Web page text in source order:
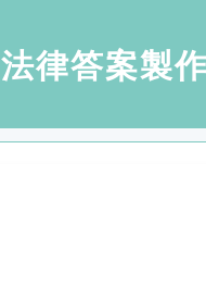
法律答案製